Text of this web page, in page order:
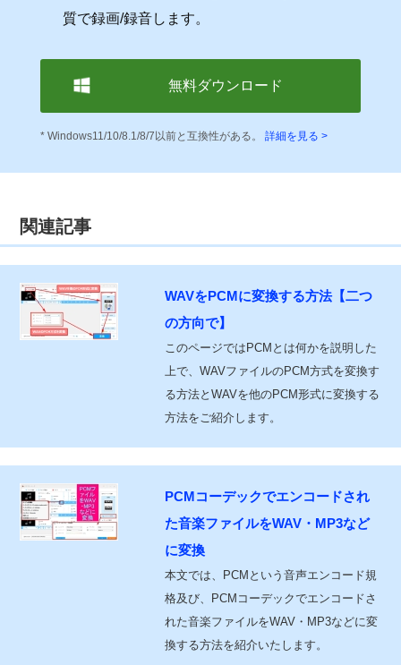
質で録画/録音します。
無料ダウンロード
* Windows11/10/8.1/8/7以前と互換性がある。 詳細を見る >
関連記事
WAVをPCMに変換する方法【二つ
の方向で】
このページではPCMとは何かを説明した
上で、WAVファイルのPCM方式を変換す
る方法とWAVを他のPCM形式に変換する
方法をご紹介します。
PCMコーデックでエンコードされ
た音楽ファイルをWAV・MP3など
に変換
本文では、PCMという音声エンコード規
格及び、PCMコーデックでエンコードさ
れた音楽ファイルをWAV・MP3などに変
換する方法を紹介いたします。